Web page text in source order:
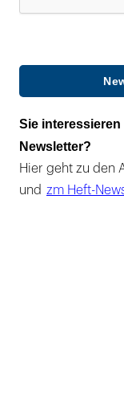
Sie
Newsletter?
Hier geht zu den
und zm Heft-